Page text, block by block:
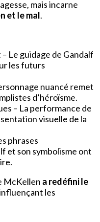
mais incarne
et le mal.
Le guidage de Gandalf
les futurs
nuancé remet
d’héroïsme.
– La performance de
visuelle de la
phrases
et son symbolisme ont
McKellen a redéfini le
les